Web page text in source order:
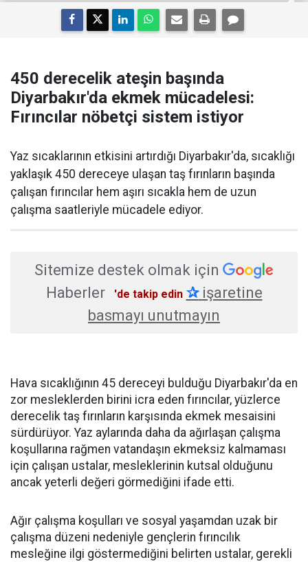
450 derecelik ateşin başında
Diyarbakır'da ekmek mücadelesi:
Fırıncılar nöbetçi sistem istiyor
Yaz sıcaklarının etkisini artırdığı Diyarbakır'da, sıcaklığı
yaklaşık 450 dereceye ulaşan taş fırınların başında
çalışan fırıncılar hem aşırı sıcakla hem de uzun
çalışma saatleriyle mücadele ediyor.
Sitemize destek olmak için
Haberler
'de takip edin ✰işaretine
basmayı unutmayın
Hava sıcaklığının 45 dereceyi bulduğu Diyarbakır'da en
zor mesleklerden birini icra eden fırıncılar, yüzlerce
derecelik taş fırınların karşısında ekmek mesaisini
sürdürüyor. Yaz aylarında daha da ağırlaşan çalışma
koşullarına rağmen vatandaşın ekmeksiz kalmaması
için çalışan ustalar, mesleklerinin kutsal olduğunu
ancak yeterli değeri görmediğini ifade etti.
Ağır çalışma koşulları ve sosyal yaşamdan uzak bir
çalışma düzeni nedeniyle gençlerin fırıncılık
mesleğine ilgi göstermediğini belirten ustalar, gerekli